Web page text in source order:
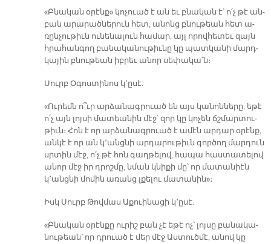
«Բնա­կան օ­րէնք» կո­չուած է ան եւ բնա­կան է՝ ո՛չ թէ ան­
բան ա­րա­րած­նե­րուն հետ, ա­նոնց բնու­թեան հետ ա­
ռըն­չու­թիւն ու­նե­նա­լուն հա­մար, այլ ո­րով­հե­տեւ զայն
հրա­հան­գող բա­նա­կա­նու­թիւ­նը կը պատ­կա­նի մարդ­
կա­յին բնու­թեան իբ­րեւ ա­նոր սե­փա­կա՛ն։
Սուրբ Օ­գոս­տի­նոս կ՚ը­սէ.
«Ու­րեմն ո՞ւր ար­ձա­նագ­րուած են այս կա­նոն­նե­րը, ե­թէ
ո՛չ այն լոյ­սի մա­տեա­նին մէջ՝ զոր կը կո­չեն ճշմար­տու­
թիւն։ Հոն է որ ար­ձա­նագ­րուած է ա­մէն ար­դար օ­րէնք,
ան­կէ է որ ան կ՚անց­նի ար­դա­րու­թիւն գոր­ծող մար­դուն
սրտին մէջ, ո՛չ թէ հոն գաղ­թե­լով, հա­պա հաս­տա­տե­լով
ա­նոր մէջ իր դրոշ­մը, նման կնի­քի մը՝ որ մա­տա­նիէն
կ՚անց­նի մո­մին ա­ռանց լքե­լու մա­տա­նին»։­
Իսկ Սուրբ Թով­մաս Ա­քուի­նա­ցի կ՚ը­սէ.
«Բնա­կան օ­րէն­քը ու­րիշ բան չէ ե­թէ ոչ՝ լոյ­սը բա­նա­կա­
նու­թեան՝ որ դրուած է մեր մէջ Աս­տուծ­մէ, ա­նով կը